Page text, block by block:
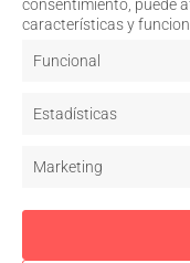
consentimiento, puede
características y
Funcional
Estadísticas
Marketing